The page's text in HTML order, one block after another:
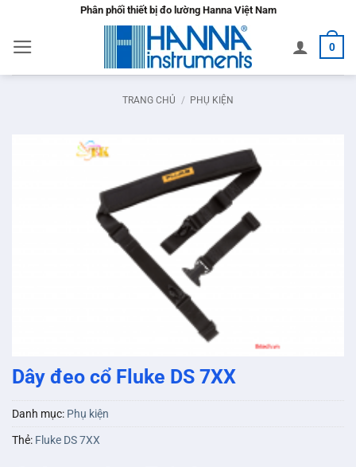
nội
dung
Phân phối thiết bị đo lường Hanna Việt Nam
0
TRANG CHỦ / PHỤ KIỆN
Dây đeo cổ Fluke DS 7XX
Danh mục: Phụ kiện
Thẻ: Fluke DS 7XX